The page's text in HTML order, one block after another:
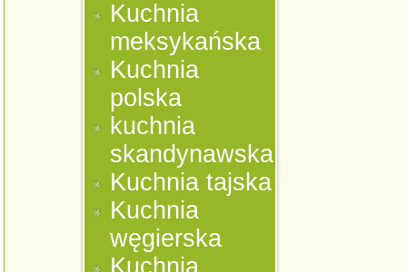
Kuchnia
meksykańska
Kuchnia
polska
kuchnia
skandynawska
Kuchnia tajska
Kuchnia
węgierska
Kuchnia